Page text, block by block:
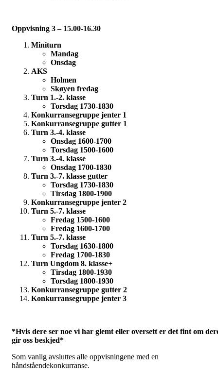
Oppvisning 3 – 15.00-16.30
Miniturn
Mandag
Onsdag
AKS
Holmen
Skøyen fredag
Turn 1.-2. klasse
Torsdag 1730-1830
Konkurransegruppe jenter 1
Konkurransegruppe gutter 1
Turn 3.-4. klasse
Onsdag 1600-1700
Torsdag 1500-1600
Turn 3.-4. klasse
Onsdag 1700-1830
Turn 3.-7. klasse gutter
Torsdag 1730-1830
Tirsdag 1800-1900
Konkurransegruppe jenter 2
Turn 5.-7. klasse
Fredag 1500-1600
Fredag 1600-1700
Turn 5.-7. klasse
Torsdag 1630-1800
Fredag 1700-1830
Turn Ungdom 8. klasse+
Tirsdag 1800-1930
Torsdag 1800-1930
Konkurransegruppe gutter 2
Konkurransegruppe jenter 3
*Hvis dere ser noe vi har glemt eller oversett er det fint om
gir oss beskjed*
Som vanlig avsluttes alle oppvisningene med en
håndståendekonkurranse.